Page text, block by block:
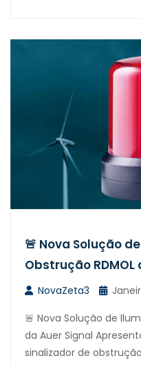
🚨 Nova Solução
Obstrução RDMOL
NovaZeta3
🚨 Nova Solução de
da Auer Signal
sinalizador de